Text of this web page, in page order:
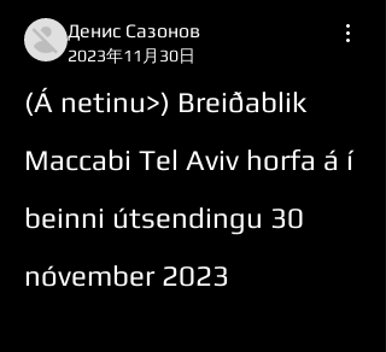
Денис Сазонов
2023年11月30日
(Á netinu>) Breiðablik
Maccabi Tel Aviv horfa á í
beinni útsendingu 30
nóvember 2023